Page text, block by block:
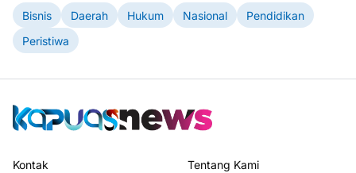
Bisnis Daerah Hukum Nasional
Pendidikan
Peristiwa
Kontak Tentang Kami